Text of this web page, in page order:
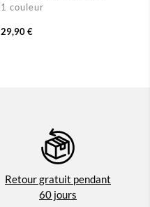
1 couleur
29,90 €
Retour gratuit pendant
60 jours